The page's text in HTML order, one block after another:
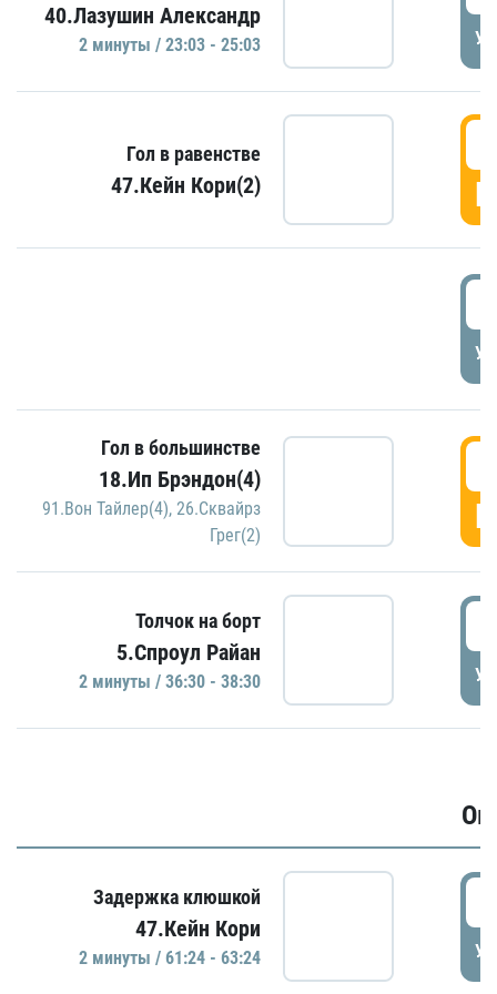
40.Лазушин Александр
2 минуты / 23:03 - 25:03
Гол в равенстве
47.Кейн Кори(2)
Гол в большинстве
18.Ип Брэндон(4)
91.Вон Тайлер(4), 26.Сквайрз
Грег(2)
Толчок на борт
5.Спроул Райан
2 минуты / 36:30 - 38:30
Задержка клюшкой
47.Кейн Кори
2 минуты / 61:24 - 63:24